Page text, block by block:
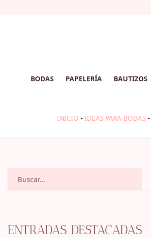
BODAS PAPELERÍA BAUTIZOS
INICIO - IDEAS PARA BODAS -
ENTRADAS DESTACADAS